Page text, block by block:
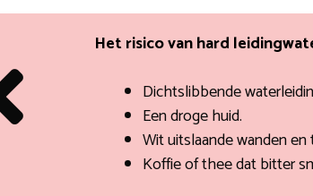
Het risico van hard
Dichtslibbende
Een droge huid.
Wit uitslaande wanden en
Koffie of thee dat bitter